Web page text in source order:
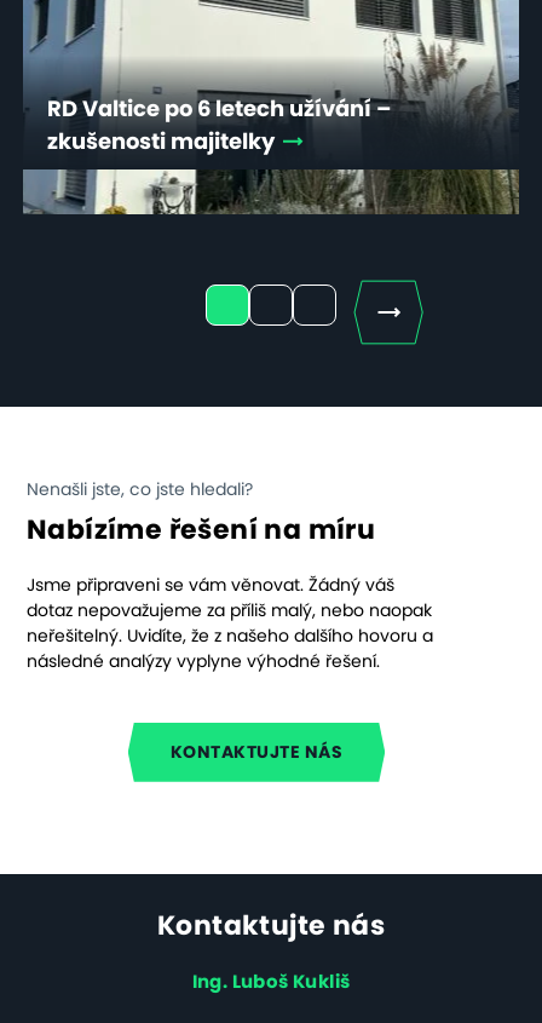
RD Valtice po 6 letech užívání –
zkušenosti majitelky
Next
Nenašli jste, co jste hledali?
Nabízíme řešení na míru
Jsme připraveni se vám věnovat. Žádný váš
dotaz nepovažujeme za příliš malý, nebo naopak
neřešitelný. Uvidíte, že z našeho dalšího hovoru a
následné analýzy vyplyne výhodné řešení.
KONTAKTUJTE NÁS
Kontaktujte nás
Ing. Luboš Kukliš